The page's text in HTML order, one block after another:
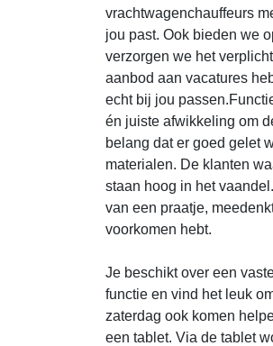
vrachtwagenchauffeurs
jou past. Ook bieden we
verzorgen we het
aanbod aan vacatures
echt bij jou
én juiste afwikkeling om
belang dat er goed gelet
materialen. De klanten
staan hoog in het
van een praatje,
voorkomen hebt.
Je beschikt over een
functie en vind het leuk
zaterdag ook komen
een tablet. Via de tablet